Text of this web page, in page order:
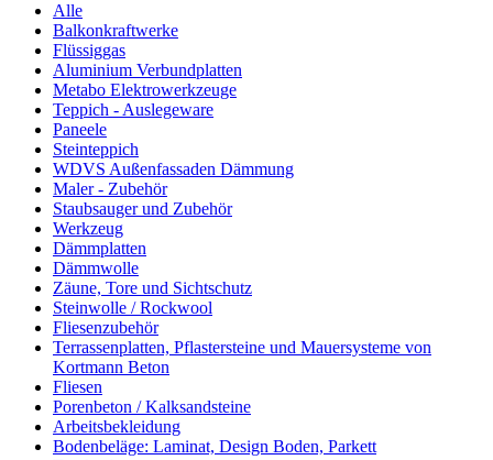
Alle
Balkonkraftwerke
Flüssiggas
Aluminium Verbundplatten
Metabo Elektrowerkzeuge
Teppich - Auslegeware
Paneele
Steinteppich
WDVS Außenfassaden Dämmung
Maler - Zubehör
Staubsauger und Zubehör
Werkzeug
Dämmplatten
Dämmwolle
Zäune, Tore und Sichtschutz
Steinwolle / Rockwool
Fliesenzubehör
Terrassenplatten, Pflastersteine und Mauersysteme von
Kortmann Beton
Fliesen
Porenbeton / Kalksandsteine
Arbeitsbekleidung
Bodenbeläge: Laminat, Design Boden, Parkett